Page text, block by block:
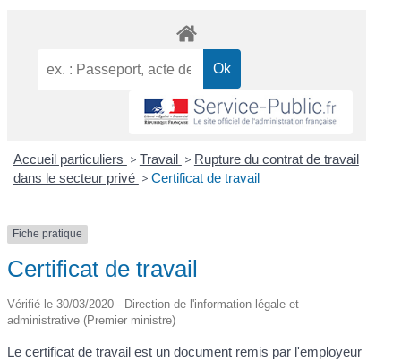
Accueil particuliers > Travail > Rupture du contrat de travail
dans le secteur privé > Certificat de travail
Fiche pratique
Certificat de travail
Vérifié le 30/03/2020 - Direction de l'information légale et
administrative (Premier ministre)
Le certificat de travail est un document remis par l'employeur